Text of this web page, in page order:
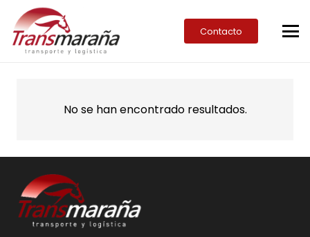
Contacto
No se han encontrado resultados.